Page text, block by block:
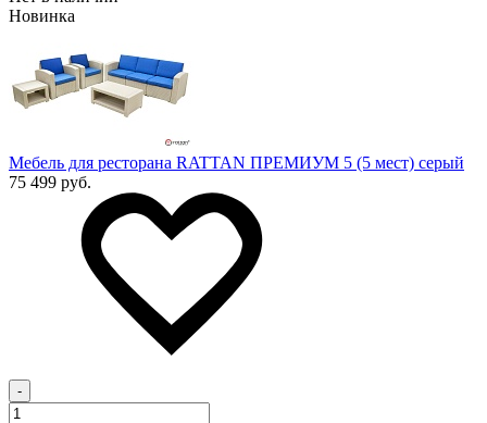
Новинка
Мебель для ресторана RATTAN ПРЕМИУМ 5 (5 мест) серый
75 499 руб.
-